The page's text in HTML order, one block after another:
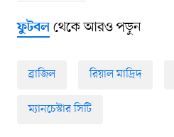
ফুটবলথেকে আরও পড়ুন
ব্রাজিল রিয়াল মাদ্রিদ
ম্যানচেস্টার সিটি